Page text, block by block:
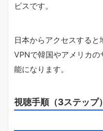
ビスです。
日本からアクセスすると
VPNで韓国やアメリカ
能になります。
視聴手順（3ステップ）